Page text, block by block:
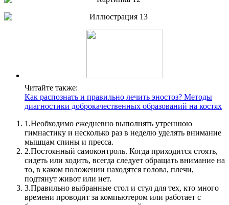
Читайте также:
Как распознать и правильно лечить эностоз? Методы
диагностики доброкачественных образований на костях
1.Необходимо ежедневно выполнять утреннюю
гимнастику и несколько раз в неделю уделять внимание
мышцам спины и пресса.
2.Постоянный самоконтроль. Когда приходится стоять,
сидеть или ходить, всегда следует обращать внимание на
то, в каком положении находятся голова, плечи,
подтянут живот или нет.
3.Правильно выбранные стол и стул для тех, кто много
времени проводит за компьютером или работает с